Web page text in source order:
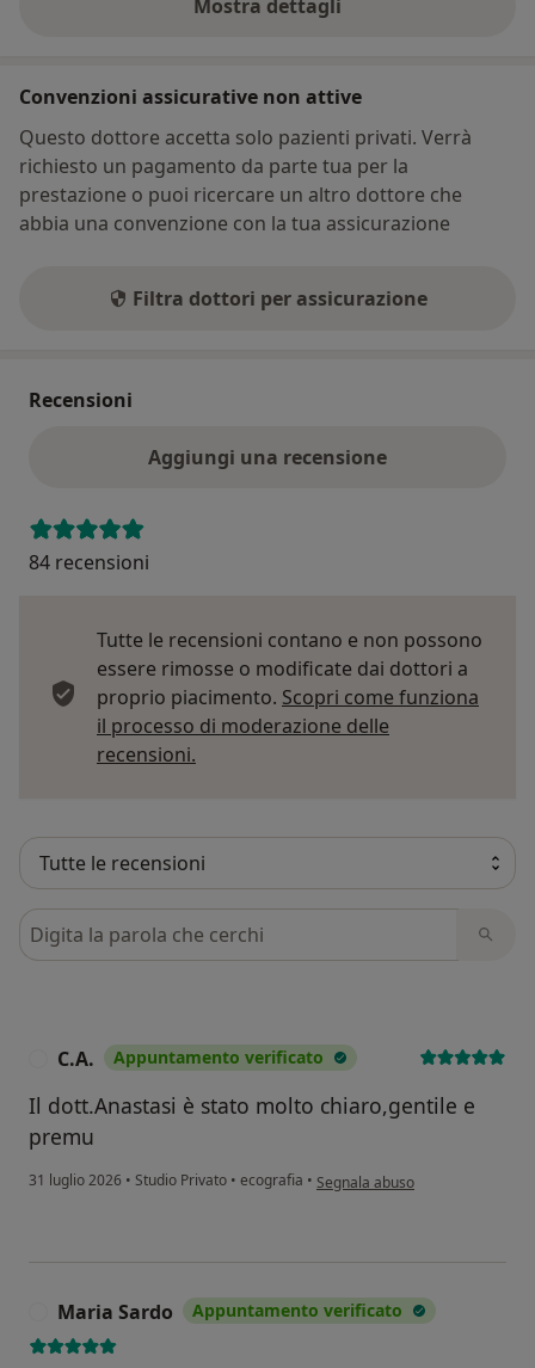
Mostra dettagli
sull'indirizzo
Convenzioni assicurative non attive
Questo dottore accetta solo pazienti privati. Verrà
richiesto un pagamento da parte tua per la
prestazione o puoi ricercare un altro dottore che
abbia una convenzione con la tua assicurazione
Filtra dottori per assicurazione
Recensioni
Aggiungi una recensione
84 recensioni
Tutte le recensioni contano e non possono
essere rimosse o modificate dai dottori a
proprio piacimento. Scopri come funziona
il processo di moderazione delle
recensioni.
Cerca nelle recensioni
C.A. Appuntamento verificato
Il dott.Anastasi è stato molto chiaro,gentile e
premu
31 luglio 2026 • Studio Privato • ecografia • secondo l'opinione dell'utente
Segnala abuso
Maria Sardo Appuntamento verificato